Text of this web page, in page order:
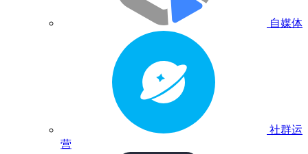
自媒体
社群运
营